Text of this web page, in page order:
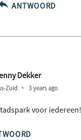
ANTWOORD
Dekker
Zuid 3 years ago
voor iedereen!